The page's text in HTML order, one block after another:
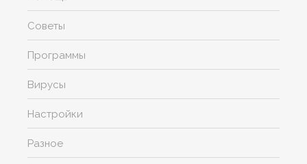
Советы
Программы
Вирусы
Настройки
Разное